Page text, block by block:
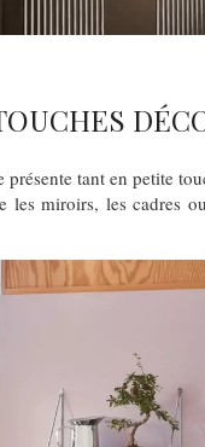
présente tant en petite
les miroirs, les cadres